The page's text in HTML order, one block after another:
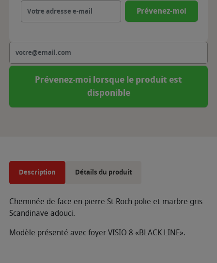
Prévenez-moi
Prévenez-moi lorsque le produit est
disponible
Description Détails du produit
Cheminée de face en pierre St Roch polie et marbre gris
Scandinave adouci.
Modèle présenté avec foyer VISIO 8 «BLACK LINE».